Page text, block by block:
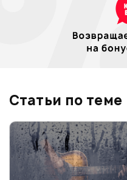
Статьи по теме